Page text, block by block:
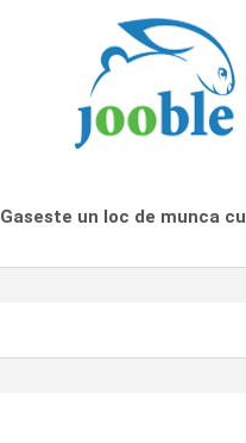
Gaseste un loc de munca cu